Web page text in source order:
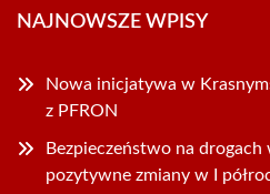
NAJNOWSZE WPISY
Nowa inicjatywa w
z PFRON
Bezpieczeństwo na
pozytywne zmiany w I